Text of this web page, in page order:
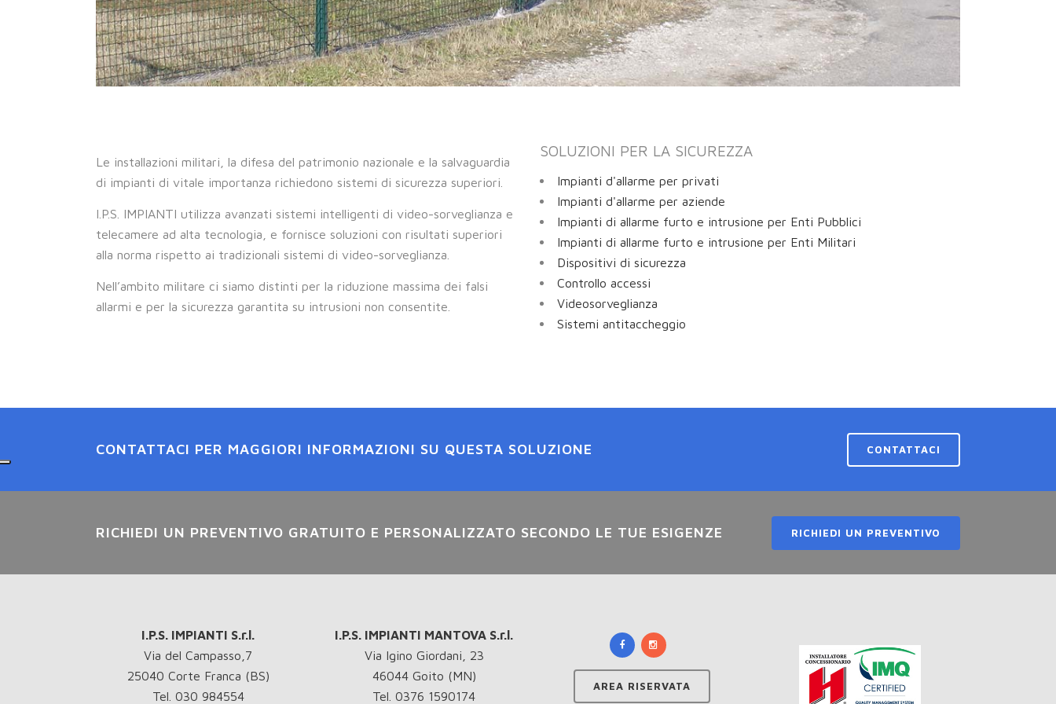
Le installazioni militari, la difesa del patrimonio nazionale e la salvaguardia
di impianti di vitale importanza richiedono sistemi di sicurezza superiori.
I.P.S. IMPIANTI utilizza avanzati sistemi intelligenti di video-sorveglianza e
telecamere ad alta tecnologia, e fornisce soluzioni con risultati superiori
alla norma rispetto ai tradizionali sistemi di video-sorveglianza.
Nell’ambito militare ci siamo distinti per la riduzione massima dei falsi
allarmi e per la sicurezza garantita su intrusioni non consentite.
SOLUZIONI PER LA SICUREZZA
Impianti d'allarme per privati
Impianti d'allarme per aziende
Impianti di allarme furto e intrusione per Enti Pubblici
Impianti di allarme furto e intrusione per Enti Militari
Dispositivi di sicurezza
Controllo accessi
Videosorveglianza
Sistemi antitaccheggio
CONTATTACI PER MAGGIORI INFORMAZIONI SU QUESTA SOLUZIONE CONTATTACI
RICHIEDI UN PREVENTIVO GRATUITO E PERSONALIZZATO SECONDO LE TUE ESIGENZE RICHIEDI UN PREVENTIVO
I.P.S. IMPIANTI S.r.l.
Via del Campasso,7
25040 Corte Franca (BS)
Tel. 030 984554
I.P.S. IMPIANTI MANTOVA S.r.l.
Via Igino Giordani, 23
46044 Goito (MN)
Tel. 0376 1590174
AREA RISERVATA